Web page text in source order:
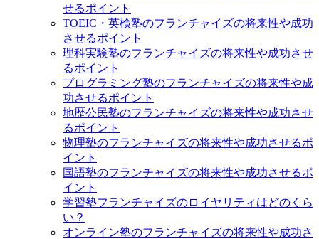
せるポイント
TOEIC・英検塾のフランチャイズの将来性や成功
させるポイント
理科実験塾のフランチャイズの将来性や成功させ
るポイント
プログラミング塾のフランチャイズの将来性や成
功させるポイント
地歴公民塾のフランチャイズの将来性や成功させ
るポイント
物理塾のフランチャイズの将来性や成功させるポ
イント
国語塾のフランチャイズの将来性や成功させるポ
イント
学習塾フランチャイズのロイヤリティはどのくら
い？
オンライン塾のフランチャイズの将来性や成功さ